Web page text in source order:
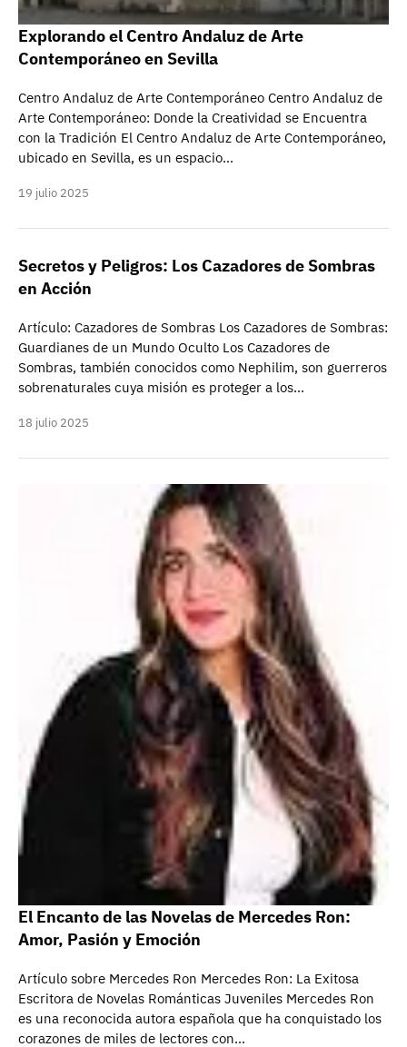
Explorando el Centro Andaluz de Arte
Contemporáneo en Sevilla
Centro Andaluz de Arte Contemporáneo Centro Andaluz de
Arte Contemporáneo: Donde la Creatividad se Encuentra
con la Tradición El Centro Andaluz de Arte Contemporáneo,
ubicado en Sevilla, es un espacio…
19 julio 2025
Secretos y Peligros: Los Cazadores de Sombras
en Acción
Artículo: Cazadores de Sombras Los Cazadores de Sombras:
Guardianes de un Mundo Oculto Los Cazadores de
Sombras, también conocidos como Nephilim, son guerreros
sobrenaturales cuya misión es proteger a los…
18 julio 2025
El Encanto de las Novelas de Mercedes Ron:
Amor, Pasión y Emoción
Artículo sobre Mercedes Ron Mercedes Ron: La Exitosa
Escritora de Novelas Románticas Juveniles Mercedes Ron
es una reconocida autora española que ha conquistado los
corazones de miles de lectores con…